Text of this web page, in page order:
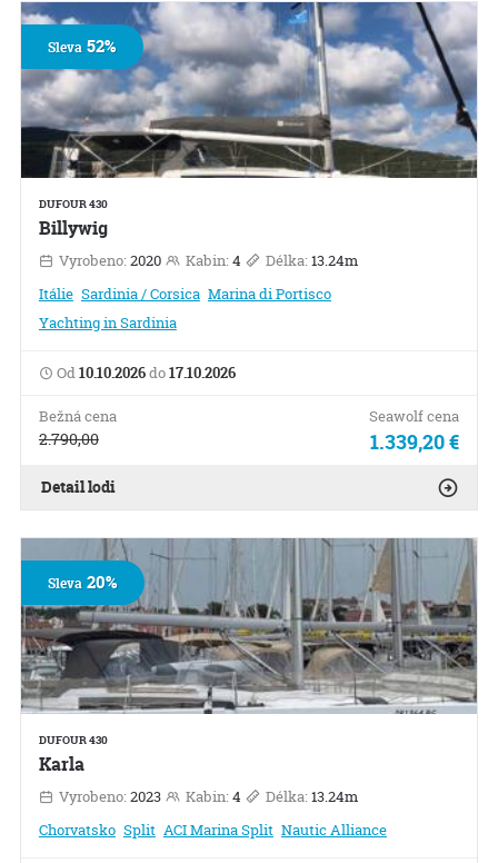
DUFOUR 430
Billywig
Vyrobeno: 2020 Kabin: 4 Délka: 13.24m
Itálie Sardinia / Corsica Marina di Portisco
Yachting in Sardinia
Od10.10.2026do17.10.2026
Bežná cena
2.790,00
Seawolf cena
1.339,20 €
Sleva52%
Detail lodi
DUFOUR 430
Karla
Vyrobeno: 2023 Kabin: 4 Délka: 13.24m
Chorvatsko Split ACI Marina Split Nautic Alliance
Sleva20%